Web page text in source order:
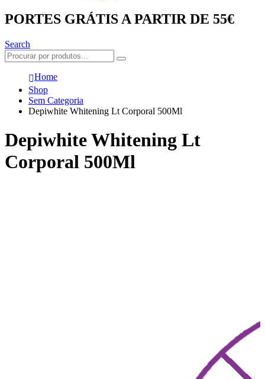
PORTES GRÁTIS A PARTIR DE 55€
Search
Home
Shop
Sem Categoria
Depiwhite Whitening Lt Corporal 500Ml
Depiwhite Whitening Lt
Corporal 500Ml